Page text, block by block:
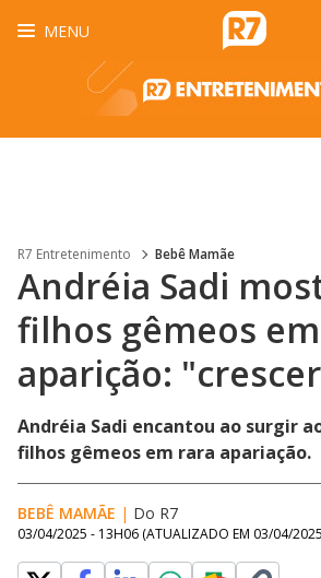
MENU
R7 Entretenimento Bebê Mamãe
Andréia Sadi
filhos gêmeos
aparição:
Andréia Sadi encantou ao surgir
filhos gêmeos em rara apariação.
BEBÊ MAMÃE | Do R7
03/04/2025 - 13H06 (ATUALIZADO EM 03/04/